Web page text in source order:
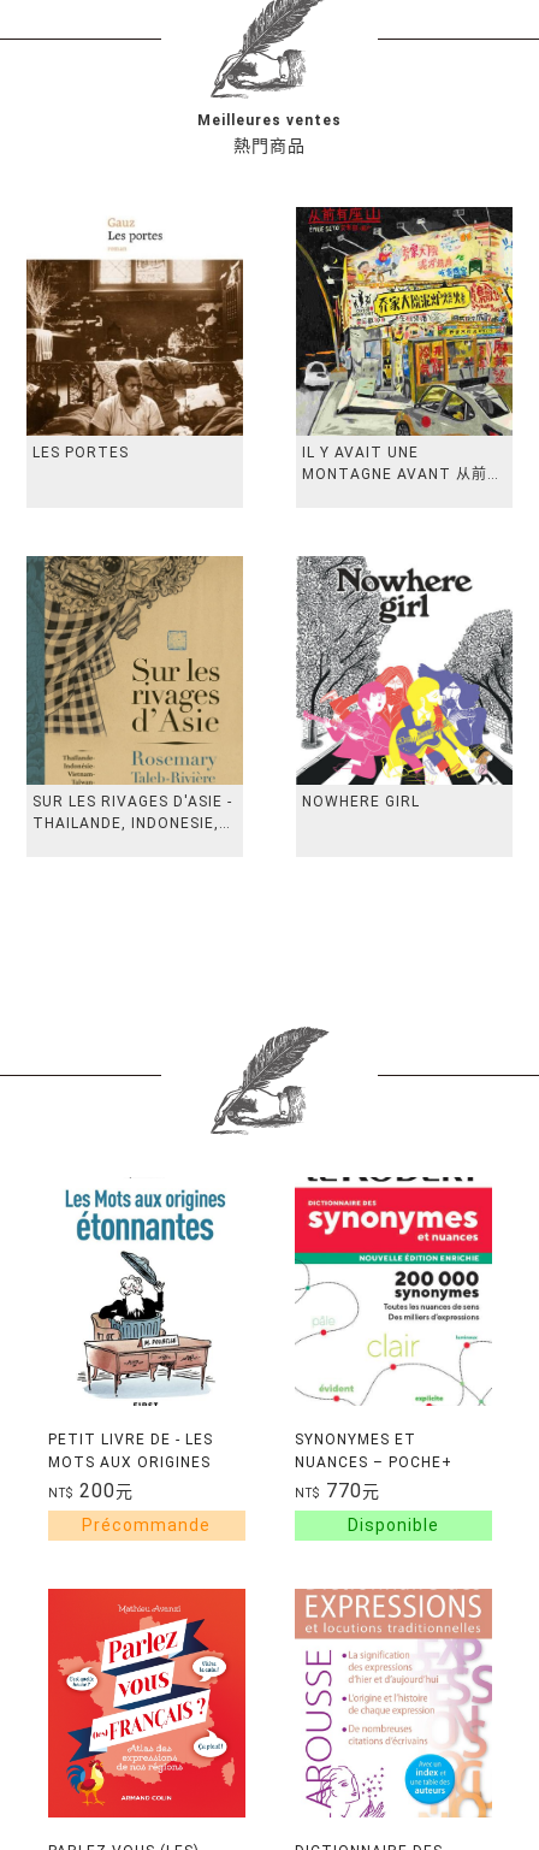
熱門商品
Meilleures ventes
LES PORTES
IL Y AVAIT UNE
MONTAGNE AVANT 从前有
SUR LES RIVAGES D'ASIE -
THAILANDE, INDONESIE,
NOWHERE GIRL
PETIT LIVRE DE - LES
MOTS AUX ORIGINES
ETONNANTES
NT$ 200元
SYNONYMES ET
NUANCES – POCHE+
NT$ 770元